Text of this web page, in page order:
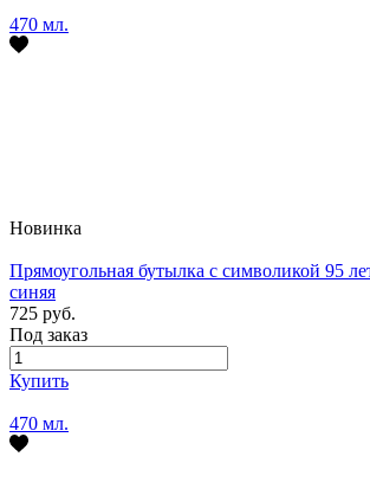
470 мл.
Новинка
Прямоугольная бутылка с символикой 95
синяя
725 руб.
Под заказ
Купить
470 мл.